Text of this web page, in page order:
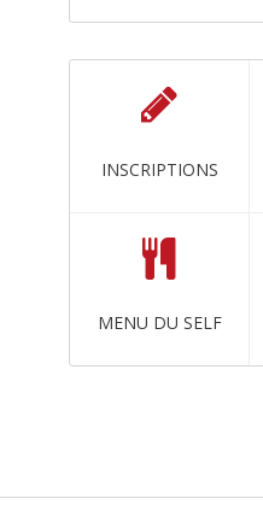
INSCRIPTIONS
MENU DU SELF